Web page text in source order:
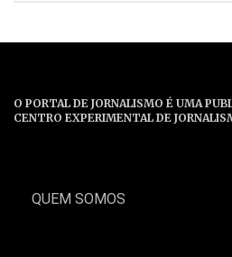
O PORTAL DE JORNALISMO É UMA
CENTRO EXPERIMENTAL DE
QUEM SOMOS